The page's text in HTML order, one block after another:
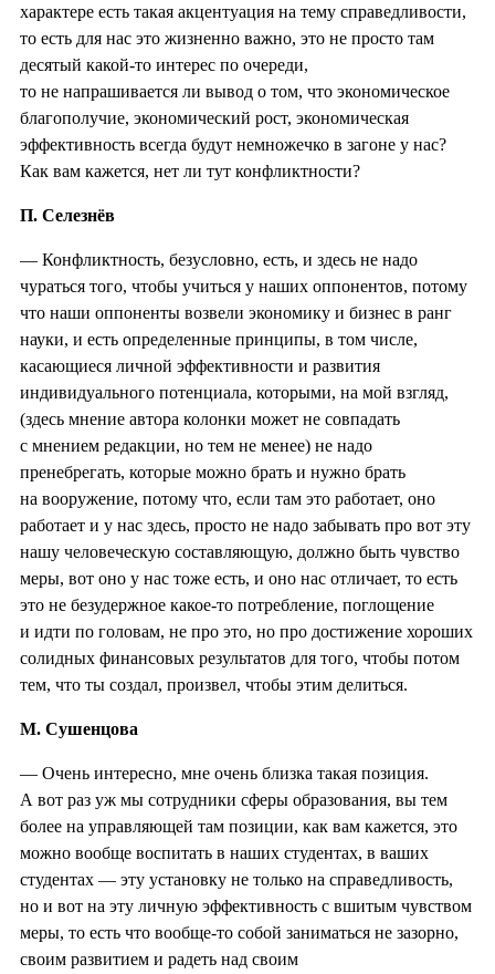
характере есть такая акцентуация на тему справедливости,
то есть для нас это жизненно важно, это не просто там
десятый какой-то интерес по очереди,
то не напрашивается ли вывод о том, что экономическое
благополучие, экономический рост, экономическая
эффективность всегда будут немножечко в загоне у нас?
Как вам кажется, нет ли тут конфликтности?
П. Селезнёв
— Конфликтность, безусловно, есть, и здесь не надо
чураться того, чтобы учиться у наших оппонентов, потому
что наши оппоненты возвели экономику и бизнес в ранг
науки, и есть определенные принципы, в том числе,
касающиеся личной эффективности и развития
индивидуального потенциала, которыми, на мой взгляд,
(здесь мнение автора колонки может не совпадать
с мнением редакции, но тем не менее) не надо
пренебрегать, которые можно брать и нужно брать
на вооружение, потому что, если там это работает, оно
работает и у нас здесь, просто не надо забывать про вот эту
нашу человеческую составляющую, должно быть чувство
меры, вот оно у нас тоже есть, и оно нас отличает, то есть
это не безудержное какое-то потребление, поглощение
и идти по головам, не про это, но про достижение хороших
солидных финансовых результатов для того, чтобы потом
тем, что ты создал, произвел, чтобы этим делиться.
М. Сушенцова
— Очень интересно, мне очень близка такая позиция.
А вот раз уж мы сотрудники сферы образования, вы тем
более на управляющей там позиции, как вам кажется, это
можно вообще воспитать в наших студентах, в ваших
студентах — эту установку не только на справедливость,
но и вот на эту личную эффективность с вшитым чувством
меры, то есть что вообще-то собой заниматься не зазорно,
своим развитием и радеть над своим